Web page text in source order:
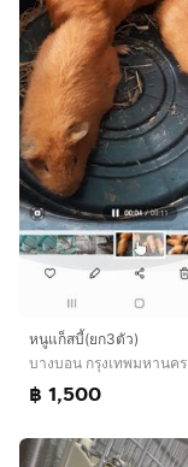
หนูแก็สบี้(ยก3ตัว)
บางบอน กรุงเทพมหานคร
฿ 1,500